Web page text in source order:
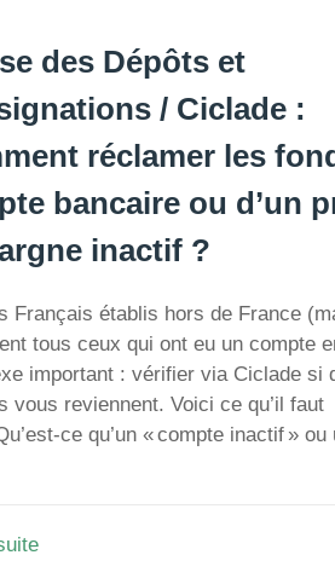
des Dépôts et
/ Ciclade :
réclamer les
bancaire ou d’un
inactif ?
Français établis hors de France
tous ceux qui ont eu un compte
important : vérifier via Ciclade si
vous reviennent. Voici ce qu’il faut
qu’un « compte inactif » ou